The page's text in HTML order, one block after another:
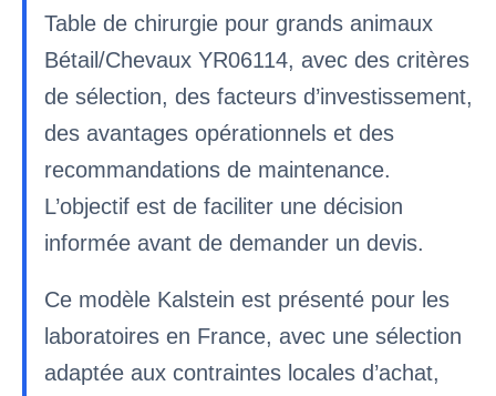
Table de chirurgie pour grands animaux
Bétail/Chevaux YR06114, avec des critères
de sélection, des facteurs d’investissement,
des avantages opérationnels et des
recommandations de maintenance.
L’objectif est de faciliter une décision
informée avant de demander un devis.
Ce modèle Kalstein est présenté pour les
laboratoires en France, avec une sélection
adaptée aux contraintes locales d’achat,